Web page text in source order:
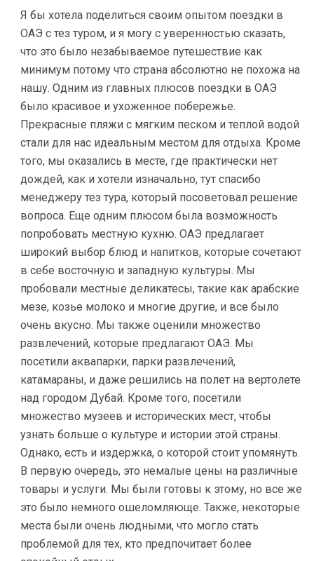
Я бы хотела поделиться своим опытом поездки в
ОАЭ c тез туром, и я могу с уверенностью сказать,
что это было незабываемое путешествие как
минимум потому что страна абсолютно не похожа на
нашу. Одним из главных плюсов поездки в ОАЭ
было красивое и ухоженное побережье.
Прекрасные пляжи с мягким песком и теплой водой
стали для нас идеальным местом для отдыха. Кроме
того, мы оказались в месте, где практически нет
дождей, как и хотели изначально, тут спасибо
менеджеру тез тура, который посоветовал решение
вопроса. Еще одним плюсом была возможность
попробовать местную кухню. ОАЭ предлагает
широкий выбор блюд и напитков, которые сочетают
в себе восточную и западную культуры. Мы
пробовали местные деликатесы, такие как арабские
мезе, козье молоко и многие другие, и все было
очень вкусно. Мы также оценили множество
развлечений, которые предлагают ОАЭ. Мы
посетили аквапарки, парки развлечений,
катамараны, и даже решились на полет на вертолете
над городом Дубай. Кроме того, посетили
множество музеев и исторических мест, чтобы
узнать больше о культуре и истории этой страны.
Однако, есть и издержка, о которой стоит упомянуть.
В первую очередь, это немалые цены на различные
товары и услуги. Мы были готовы к этому, но все же
это было немного ошеломляюще. Также, некоторые
места были очень людными, что могло стать
проблемой для тех, кто предпочитает более